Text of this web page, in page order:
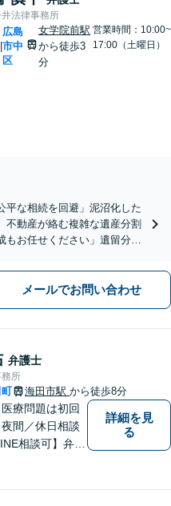
法律事務所
広島
市中
区
女学院前駅
から徒歩3
分
営業時間：10:00~
17:00（土曜日）
平な相続を回避」泥沼化した
不動産が絡む複雑な遺産分割
お任せください」遺留分侵
メールでお問い合わせ
弁護士
所
海田市駅 から徒歩8分
医療問題は初回
間／休日相談
相談可】弁護
詳細を見
る